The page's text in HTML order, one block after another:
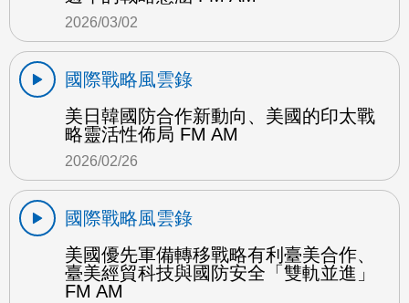
2026/03/02
國際戰略風雲錄
美日韓國防合作新動向、美國的印太戰
略靈活性佈局 FM AM
2026/02/26
國際戰略風雲錄
美國優先軍備轉移戰略有利臺美合作、
臺美經貿科技與國防安全「雙軌並進」
FM AM